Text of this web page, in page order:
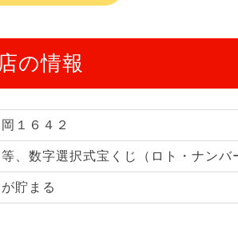
の情報
１６４２
、数字選択式宝くじ（ロト・ナンバ
貯まる